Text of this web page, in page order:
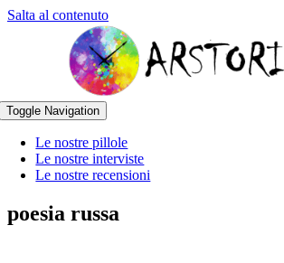
Salta al contenuto
Toggle Navigation
Le nostre pillole
Le nostre interviste
Le nostre recensioni
poesia russa